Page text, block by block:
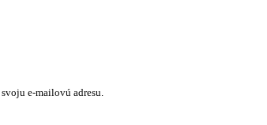
e-mailovú adresu.